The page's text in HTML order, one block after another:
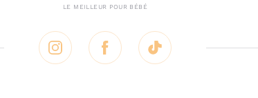
Instagram Facebook Tik Tok